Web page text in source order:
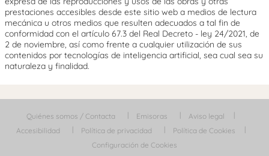
prestaciones accesibles desde este sitio web a medios de lectura
mecánica u otros medios que resulten adecuados a tal fin de
conformidad con el artículo 67.3 del Real Decreto - ley 24/2021, de
2 de noviembre, así como frente a cualquier utilización de sus
contenidos por tecnologías de inteligencia artificial, sea cual sea su
naturaleza y finalidad.
Quiénes somos / Contacta Emisoras
Aviso legal
Accesibilidad
Política de privacidad
Política de Cookies
Configuración de Cookies